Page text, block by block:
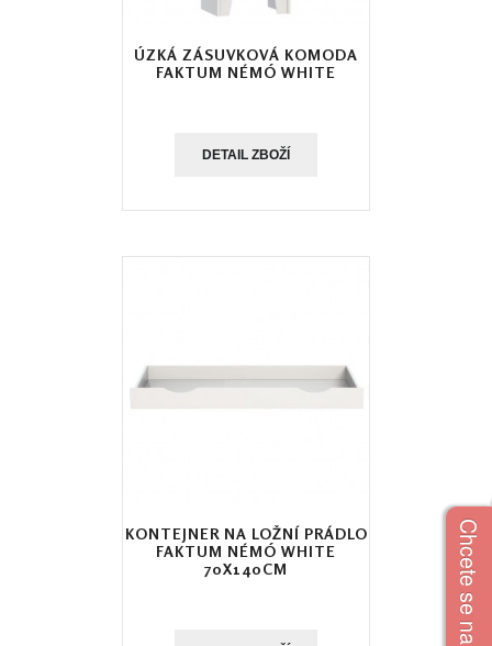
ÚZKÁ ZÁSUVKOVÁ KOMODA
FAKTUM NÉMÓ WHITE
DETAIL ZBOŽÍ
KONTEJNER NA LOŽNÍ PRÁDLO
FAKTUM NÉMÓ WHITE
70X140CM